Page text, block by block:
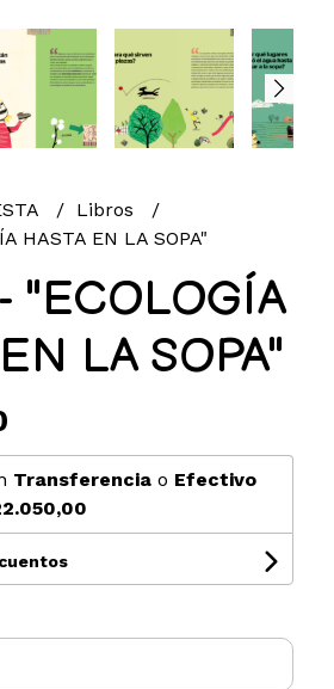
Libros
HASTA EN LA SOPA"
"ECOLOGÍA
LA SOPA"
Transferenciao Efectivo